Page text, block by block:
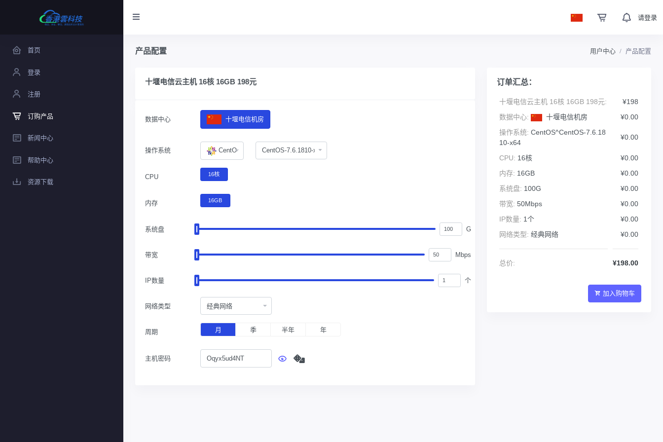
请登录
首页
登录
注册
订购产品
新闻中心
帮助中心
资源下载
产品配置 用户中心 产品配置
十堰电信云主机 16核 16GB 198元
数据中心 十堰电信机房
操作系统 CentOS
CPU 16核
内存 16GB
系统盘 G
带宽 Mbps
IP数量 个
网络类型 经典网络
周期 月 季 半年 年
主机密码
订单汇总：
十堰电信云主机 16核 16GB 198元:
¥198
数据中心:
十堰电信机房
¥0.00
操作系统: CentOS^CentOS-7.6.18
10-x64
¥0.00
CPU: 16核
¥0.00
内存: 16GB
¥0.00
系统盘: 100G
¥0.00
带宽: 50Mbps
¥0.00
IP数量: 1个
¥0.00
网络类型: 经典网络 ¥0.00
总价: ¥198.00
加入购物车